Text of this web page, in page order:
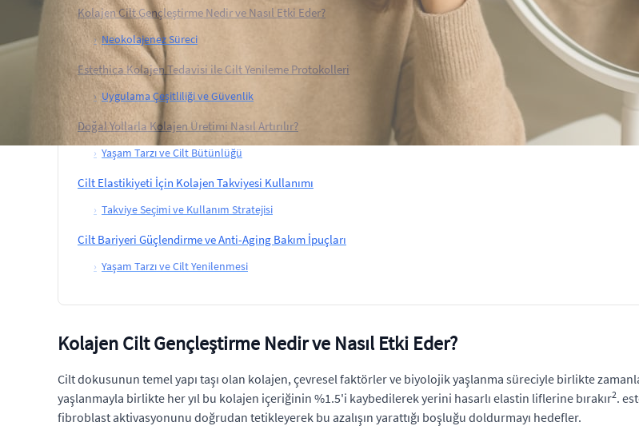
Kolajen Cilt Gençleştirme Nedir ve Nasıl Etki Eder?
› Neokolajenez Süreci
Estethica Kolajen Tedavisi ile Cilt Yenileme Protokolleri
› Uygulama Çeşitliliği ve Güvenlik
Doğal Yollarla Kolajen Üretimi Nasıl Artırılır?
› Yaşam Tarzı ve Cilt Bütünlüğü
Cilt Elastikiyeti İçin Kolajen Takviyesi Kullanımı
› Takviye Seçimi ve Kullanım Stratejisi
Cilt Bariyeri Güçlendirme ve Anti-Aging Bakım İpuçları
› Yaşam Tarzı ve Cilt Yenilenmesi
Kolajen Cilt Gençleştirme Nedir ve Nasıl Etki Eder?
Cilt dokusunun temel yapı taşı olan kolajen, çevresel faktörler ve biyolojik yaşlanma süreciyle birlikte
yaşlanmayla birlikte her yıl bu kolajen içeriğinin %1.5'i kaybedilerek yerini hasarlı elastin liflerine bırakır2.
fibroblast aktivasyonunu doğrudan tetikleyerek bu azalışın yarattığı boşluğu doldurmayı hedefler.